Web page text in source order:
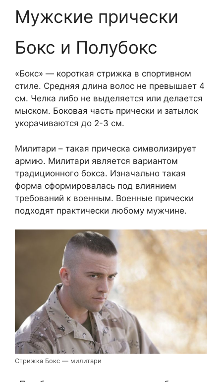
Мужские прически
Бокс и Полубокс
«Бокс» — короткая стрижка в спортивном
стиле. Средняя длина волос не превышает 4
см. Челка либо не выделяется или делается
мыском. Боковая часть прически и затылок
укорачиваются до 2-3 см.
Милитари – такая прическа символизирует
армию. Милитари является вариантом
традиционного бокса. Изначально такая
форма сформировалась под влиянием
требований к военным. Военные прически
подходят практически любому мужчине.
Стрижка Бокс — милитари